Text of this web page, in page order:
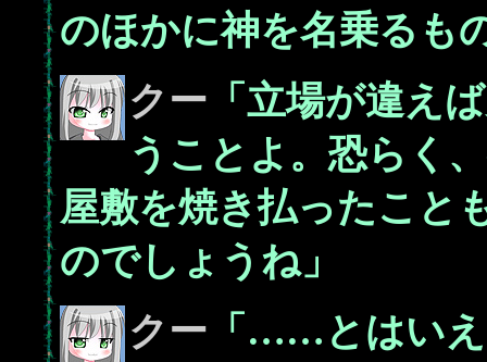
のほかに神を名乗るも
クー 「立場が違え
うことよ。恐らく
屋敷を焼き払ったこと
のでしょうね」
クー 「……とはい